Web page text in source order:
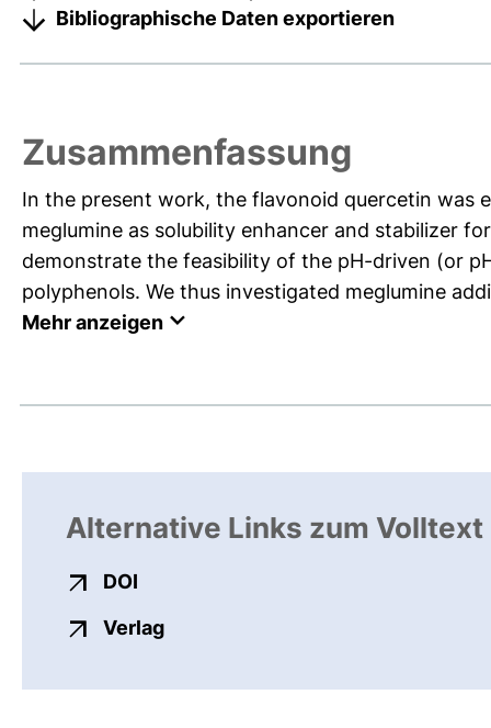
Bibliographische Daten exportieren
Zusammenfassung
In the present work, the flavonoid quercetin was
meglumine as solubility enhancer and stabilizer
demonstrate the feasibility of the pH-driven (or
polyphenols. We thus investigated meglumine
Mehr anzeigen
Alternative Links zum Volltext
DOI
Verlagexterner Link, öffnet neues